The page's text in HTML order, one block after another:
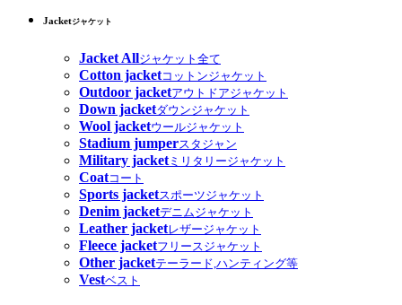
Jacketジャケット
Jacket Allジャケット全て
Cotton jacketコットンジャケット
Outdoor jacketアウトドアジャケット
Down jacketダウンジャケット
Wool jacketウールジャケット
Stadium jumperスタジャン
Military jacketミリタリージャケット
Coatコート
Sports jacketスポーツジャケット
Denim jacketデニムジャケット
Leather jacketレザージャケット
Fleece jacketフリースジャケット
Other jacketテーラード,ハンティング等
Vestベスト